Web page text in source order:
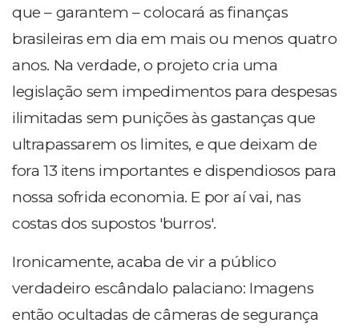
que – garantem – colocará as finanças
brasileiras em dia em mais ou menos quatro
anos. Na verdade, o projeto cria uma
legislação sem impedimentos para despesas
ilimitadas sem punições às gastanças que
ultrapassarem os limites, e que deixam de
fora 13 itens importantes e dispendiosos para
nossa sofrida economia. E por aí vai, nas
costas dos supostos 'burros'.
Ironicamente, acaba de vir a público
verdadeiro escândalo palaciano: Imagens
então ocultadas de câmeras de segurança